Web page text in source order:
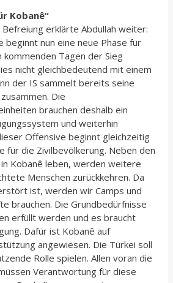
Kobanê“
erklärte Abdullah weiter:
beginnt nun eine neue Phase für
kommenden Tagen der Sieg
nicht gleichbedeutend mit einem
der IS sammelt bereits seine
Die
brauchen deshalb ein
und weiterhin
Offensive beginnt gleichzeitig
für die Zivilbevölkerung. Neben den
Kobanê leben, werden weitere
Menschen zurückkehren. Da
ist, werden wir Camps und
brauchen. Die Grundbedürfnisse
erfüllt werden und es braucht
Dafür ist Kobanê auf
angewiesen. Die Türkei soll
Rolle spielen. Allen voran die
Verantwortung für diese